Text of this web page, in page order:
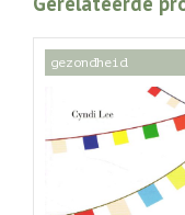
gezondheid